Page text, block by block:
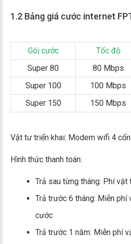
1.2 Bảng giá cước internet
Gói cước Tốc độ
Super 80
80 Mbps
Super 100
100 Mbps
Super 150
150 Mbps
Vật tư triển khai: Modem wifi 4
Hình thức thanh toán:
Trả sau từng tháng: Phí vật
Trả trước 6 tháng: Miễn phí
cước
Trả trước 1 năm: Miễn phí